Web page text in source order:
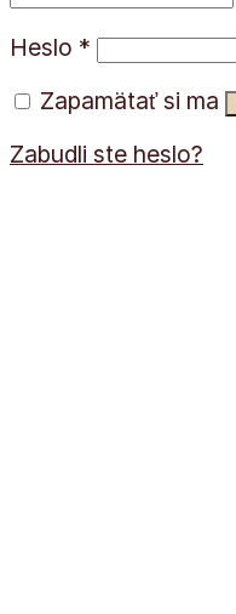
Heslo *
Zapamätať si ma
Zabudli ste heslo?